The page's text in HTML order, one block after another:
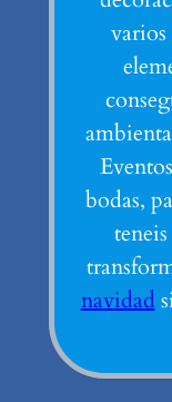
bodas,
navidad